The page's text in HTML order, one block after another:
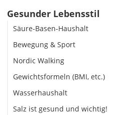
Gesunder Lebensstil
Säure-Basen-Haushalt
Bewegung & Sport
Nordic Walking
Gewichtsformeln (BMI, etc.)
Wasserhaushalt
Salz ist gesund und wichtig!